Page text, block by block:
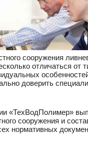
сооружения
отличаться от
доверить
«ТехВодПолимер»
сооружения и
нормативных